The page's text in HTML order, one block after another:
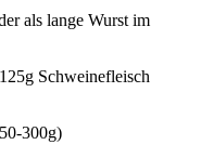
als lange Wurst im
Schweinefleisch
300g)